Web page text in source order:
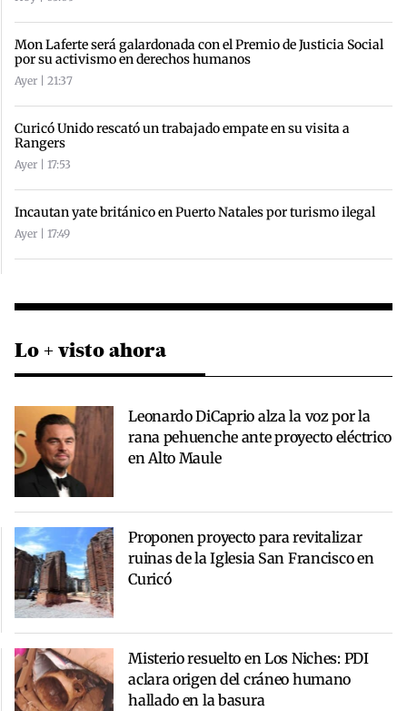
Mon Laferte será galardonada con el Premio de Justicia Social
por su activismo en derechos humanos
Ayer | 21:37
Curicó Unido rescató un trabajado empate en su visita a
Rangers
Ayer | 17:53
Incautan yate británico en Puerto Natales por turismo ilegal
Ayer | 17:49
Lo + visto ahora
Leonardo DiCaprio alza la voz por la
rana pehuenche ante proyecto eléctrico
en Alto Maule
Proponen proyecto para revitalizar
ruinas de la Iglesia San Francisco en
Curicó
Misterio resuelto en Los Niches: PDI
aclara origen del cráneo humano
hallado en la basura